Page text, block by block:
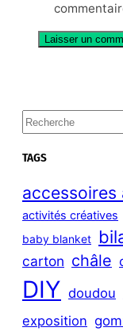
S
e
a
c
h
TAGS
activités créatives
baby blanket
carton châle
DIY doudou
exposition